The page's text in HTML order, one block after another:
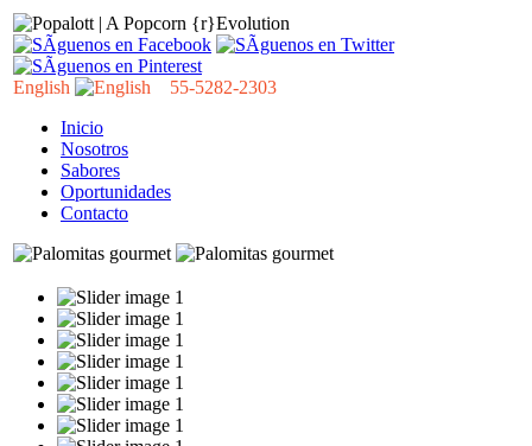
English
55-5282-2303
Inicio
Nosotros
Sabores
Oportunidades
Contacto